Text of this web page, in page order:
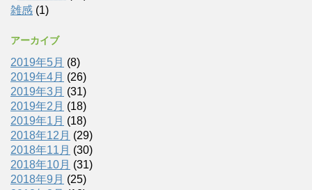
雑感 (1)
アーカイブ
2019年5月 (8)
2019年4月 (26)
2019年3月 (31)
2019年2月 (18)
2019年1月 (18)
2018年12月 (29)
2018年11月 (30)
2018年10月 (31)
2018年9月 (25)